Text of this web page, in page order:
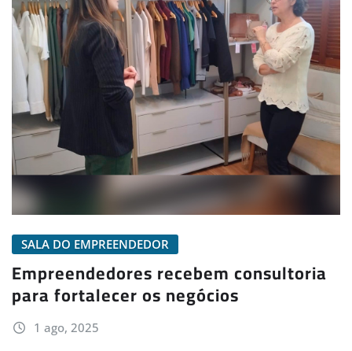
SALA DO EMPREENDEDOR
Empreendedores recebem consultoria
para fortalecer os negócios
1 ago, 2025